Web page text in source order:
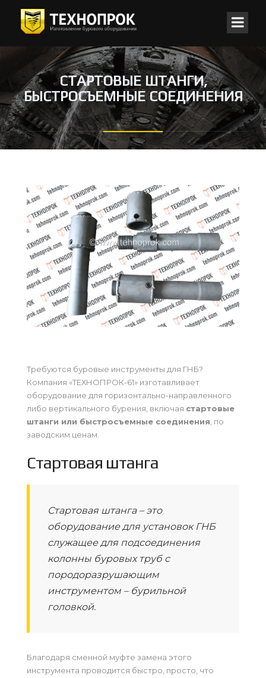
СТАРТОВЫЕ ШТАНГИ,
БЫСТРОСЪЕМНЫЕ СОЕДИНЕНИЯ
Требуются буровые инструменты для ГНБ?
Компания «ТЕХНОПРОК-61» изготавливает
оборудование для горизонтально-направленного
либо вертикального бурения, включая стартовые
штанги или быстросъемные соединения, по
заводским ценам.
Стартовая штанга
Стартовая штанга – это
оборудование для установок ГНБ
служащее для подсоединения
колонны буровых труб с
породоразрушающим
инструментом – бурильной
головкой.
Благодаря сменной муфте замена этого
инструмента проводится быстро, просто, что